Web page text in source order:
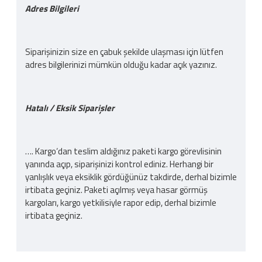
Adres Bilgileri
Siparişinizin size en çabuk şekilde ulaşması için lütfen
adres bilgilerinizi mümkün olduğu kadar açık yazınız.
Hatalı / Eksik Siparişler
…. Kargo‘dan teslim aldığınız paketi kargo görevlisinin
yanında açıp, siparişinizi kontrol ediniz. Herhangi bir
yanlışlık veya eksiklik gördüğünüz takdirde, derhal bizimle
irtibata geçiniz. Paketi açılmış veya hasar görmüş
kargoları, kargo yetkilisiyle rapor edip, derhal bizimle
irtibata geçiniz.